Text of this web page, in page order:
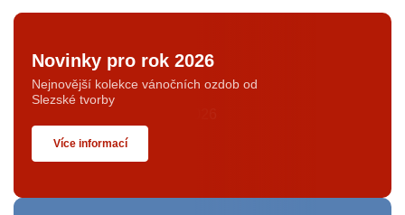
Novinky pro rok 2026
Nejnovější kolekce vánočních ozdob od
Slezské tvorby
Více informací